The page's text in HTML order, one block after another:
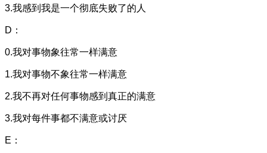
3.我感到我是一个彻底失败了的人
D：
0.我对事物象往常一样满意
1.我对事物不象往常一样满意
2.我不再对任何事物感到真正的满意
3.我对每件事都不满意或讨厌
E：